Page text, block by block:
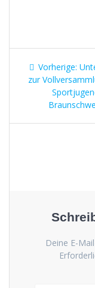
Vorherige:
zur
Deine E-